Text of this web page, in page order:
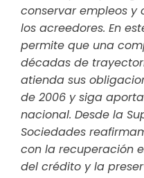
conservar empleos y
los acreedores. En
permite que una
décadas de
atienda sus
de 2006 y siga
nacional. Desde la
Sociedades
con la recuperación
del crédito y la